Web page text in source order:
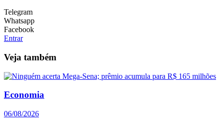
Telegram
Whatsapp
Facebook
Entrar
Veja também
Economia
06/08/2026